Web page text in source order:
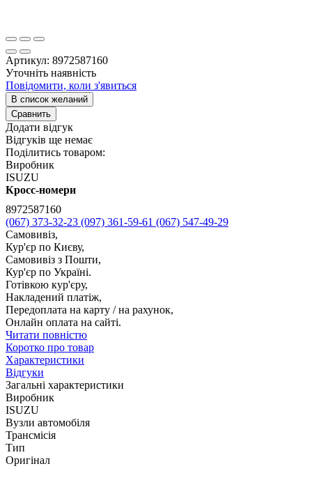
Артикул: 8972587160
Уточніть наявність
Повідомити, коли з'явиться
В список желаний
Сравнить
Додати відгук
Відгуків ще немає
Поділитись товаром:
Виробник
ISUZU
Кросс-номери
8972587160
(067) 373-32-23 (097) 361-59-61 (067) 547-49-29
Самовивіз,
Кур'єр по Києву,
Самовивіз з Пошти,
Кур'єр по Україні.
Готівкою кур'єру,
Накладений платіж,
Передоплата на карту / на рахунок,
Онлайн оплата на сайті.
Читати повністю
Коротко про товар
Характеристики
Відгуки
Загальні характеристики
Виробник
ISUZU
Вузли автомобіля
Трансмісія
Тип
Оригінал